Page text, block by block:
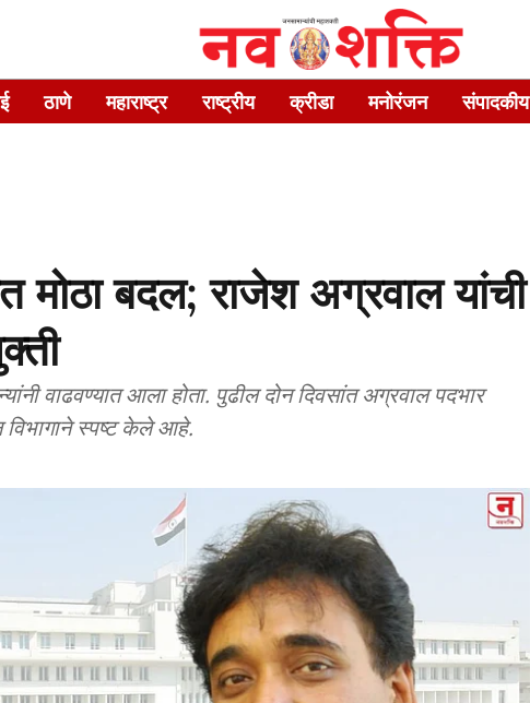
ठाणे महाराष्ट्र राष्ट्रीय क्रीडा मनोरंजन संपादकीय
मोठा बदल; राजेश अग्रवाल यांची
वाढवण्यात आला होता. पुढील दोन दिवसांत अग्रवाल पदभार
विभागाने स्पष्ट केले आहे.